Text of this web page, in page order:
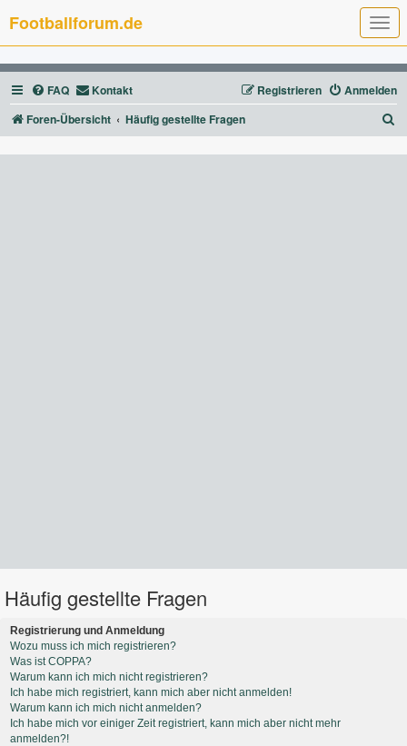
T
o
g
g
l
e
n
a
g
Footballforum.de
FAQ Kontakt Anmelden
Registrieren
Foren-Übersicht
Häufig gestellte Fragen
u
Häufig gestellte Fragen
Registrierung und Anmeldung
Wozu muss ich mich registrieren?
Was ist COPPA?
Warum kann ich mich nicht registrieren?
Ich habe mich registriert, kann mich aber nicht anmelden!
Warum kann ich mich nicht anmelden?
Ich habe mich vor einiger Zeit registriert, kann mich aber nicht mehr
anmelden?!